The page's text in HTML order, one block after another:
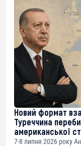
Новий формат
Туреччина
американської
7-8 липня 2026 року